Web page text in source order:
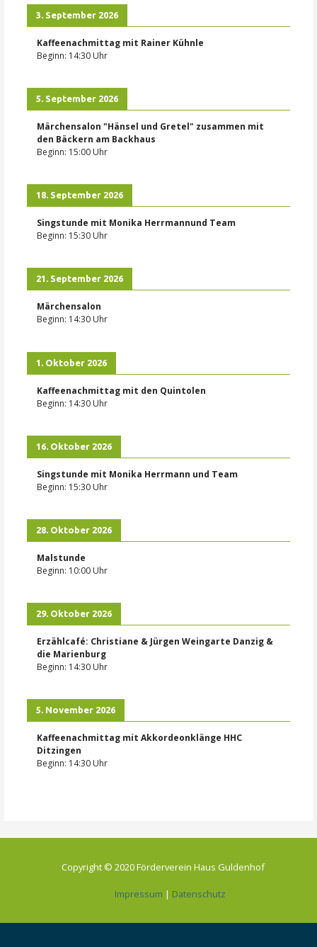
3. September 2026
Kaffeenachmittag mit Rainer Kühnle
Beginn: 14:30 Uhr
5. September 2026
Märchensalon "Hänsel und Gretel" zusammen mit
den Bäckern am Backhaus
Beginn: 15:00 Uhr
18. September 2026
Singstunde mit Monika Herrmannund Team
Beginn: 15:30 Uhr
21. September 2026
Märchensalon
Beginn: 14:30 Uhr
1. Oktober 2026
Kaffeenachmittag mit den Quintolen
Beginn: 14:30 Uhr
16. Oktober 2026
Singstunde mit Monika Herrmann und Team
Beginn: 15:30 Uhr
28. Oktober 2026
Malstunde
Beginn: 10:00 Uhr
29. Oktober 2026
Erzählcafé: Christiane & Jürgen Weingarte Danzig &
die Marienburg
Beginn: 14:30 Uhr
5. November 2026
Kaffeenachmittag mit Akkordeonklänge HHC
Ditzingen
Beginn: 14:30 Uhr
Copyright © 2020 Förderverein Haus Guldenhof
Impressum | Datenschutz